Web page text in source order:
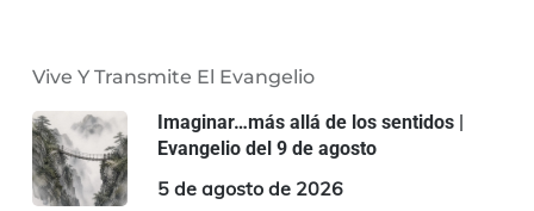
Vive Y Transmite El Evangelio
Imaginar…más allá de los sentidos |
Evangelio del 9 de agosto
5 de agosto de 2026